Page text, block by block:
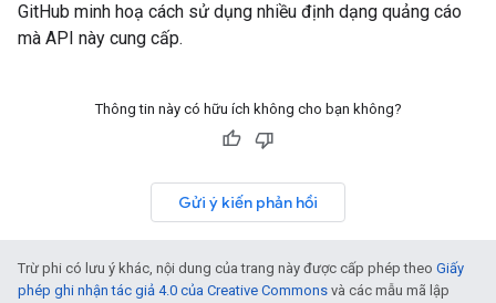
GitHub minh hoạ cách sử dụng nhiều định dạng quảng cáo
mà API này cung cấp.
Thông tin này có hữu ích không cho bạn không?
Gửi ý kiến phản hồi
Trừ phi có lưu ý khác, nội dung của trang này được cấp phép theo Giấy
phép ghi nhận tác giả 4.0 của Creative Commons và các mẫu mã lập